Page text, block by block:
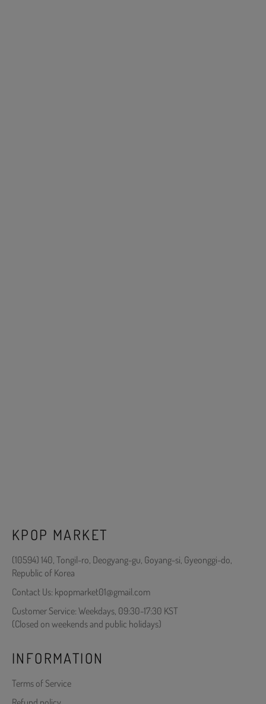
KPOP MARKET
(10594) 140, Tongil-ro, Deogyang-gu, Goyang-si, Gyeonggi-do,
Republic of Korea
Contact Us: kpopmarket01@gmail.com
Customer Service: Weekdays, 09:30-17:30 KST
(Closed on weekends and public holidays)
INFORMATION
Terms of Service